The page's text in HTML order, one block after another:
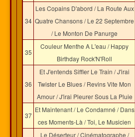
34
Les Copains D'abord / La Route Aux
Quatre Chansons / Le 22 Septembre
/ Le Monton De Panurge
35
Couleur Menthe A L'eau / Happy
Birthday Rock'N'Roll
36
Et J'entends Siffler Le Train / J'irai
Twister Le Blues / Revins Vite Mon
Amour / J'irai Pleurer Sous La Pluie
37
Et Maintenant / Le Condamné / Dans
ces Moments-Là / Toi, Le Musicien
Le Déserteur / Cinématographe /